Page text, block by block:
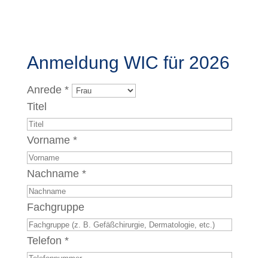
Anmeldung WIC für 2026
Anrede *
Titel
Vorname *
Nachname *
Fachgruppe
Telefon *